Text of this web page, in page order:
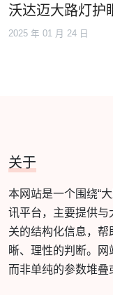
沃达迈大路灯护
2025 年 01 月 24 日
关于
本网站是一个围绕“
讯平台，主要提供与
关的结构化信息，
晰、理性的判断。网
而非单纯的参数堆叠